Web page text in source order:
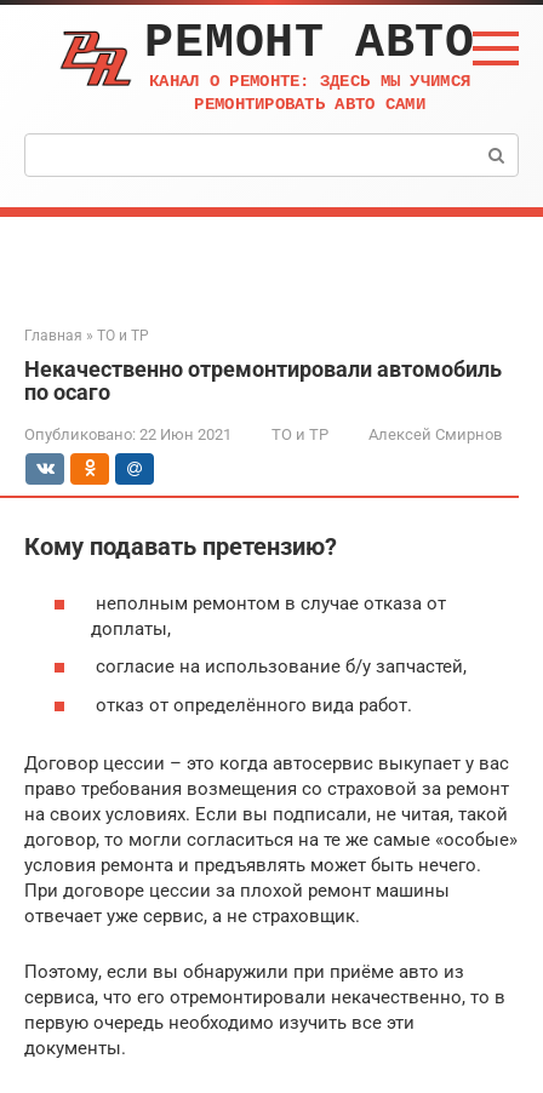
Перейти
контенту
РЕМОНТ АВТО
КАНАЛ О РЕМОНТЕ: ЗДЕСЬ МЫ УЧИМСЯ
РЕМОНТИРОВАТЬ АВТО САМИ
Поиск:
Главная » ТО и ТР
Некачественно отремонтировали автомобиль
по осаго
Опубликовано: 22 Июн 2021 ТО и ТР Алексей Смирнов
Кому подавать претензию?
неполным ремонтом в случае отказа от
доплаты,
согласие на использование б/у запчастей,
отказ от определённого вида работ.
Договор цессии – это когда автосервис выкупает у вас
право требования возмещения со страховой за ремонт
на своих условиях. Если вы подписали, не читая, такой
договор, то могли согласиться на те же самые «особые»
условия ремонта и предъявлять может быть нечего.
При договоре цессии за плохой ремонт машины
отвечает уже сервис, а не страховщик.
Поэтому, если вы обнаружили при приёме авто из
сервиса, что его отремонтировали некачественно, то в
первую очередь необходимо изучить все эти
документы.